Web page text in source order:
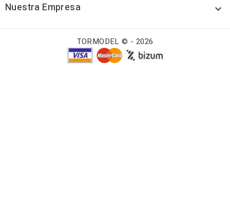
Nuestra Empresa 
TORMODEL © - 2026